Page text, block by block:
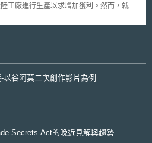
工廠進行生產以求增加獲利。然而，就在
尤其，高科技產業是我國產業的重要命
台聯立委立即群起反對，擔心倘若草率西
酒公司為了能夠就近服務消費市場，在
的輿論質疑。對於台商在中國大陸可能遭
聞不絕如縷，就連國際大廠也早就深受其
谷阿莫二次創作影片為例
Secrets Act的晚近見解與趨勢